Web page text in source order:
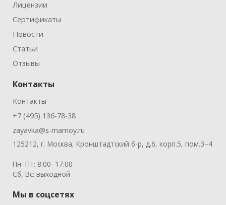
Лицензии
Сертификаты
Новости
Статьи
Отзывы
Контакты
Контакты
+7 (495) 136-78-38
zayavka@s-mamoy.ru
125212, г. Москва, Кронштадтский б-р, д.6, корп.5, пом.3–4
Пн–Пт: 8:00–17:00
Сб, Вс: выходной
Мы в соцсетях